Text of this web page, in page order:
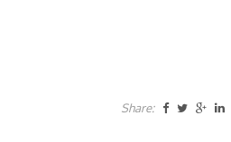
Share: